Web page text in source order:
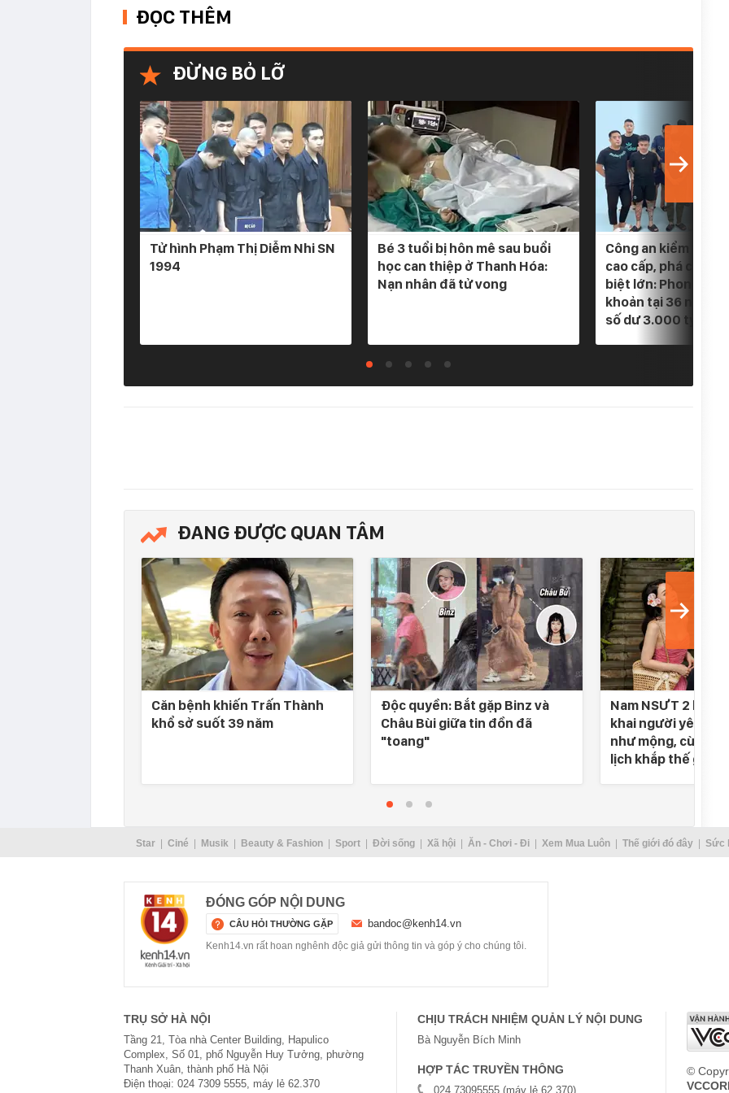
ĐỌC THÊM
ĐỪNG BỎ LỠ
Tử hình Phạm Thị Diễm Nhi SN
1994
Bé 3 tuổi bị hôn mê sau buổi
học can thiệp ở Thanh Hóa:
Nạn nhân đã tử vong
Công an kiểm tra 5
cao cấp, phá
biệt lớn: Phong tỏa
khoản tại 36 ngân
số dư 3.000 tỷ
ĐANG ĐƯỢC QUAN TÂM
Căn bệnh khiến Trấn Thành
khổ sở suốt 39 năm
Độc quyền: Bắt gặp Binz và
Châu Bùi giữa tin đồn đã
"toang"
Nam NSƯT 2 lần
khai người yêu SN
như mộng, cùng
lịch khắp thế gian
Star Ciné Musik Beauty & Fashion Sport Đời sống Xã hội Ăn - Chơi - Đi Xem Mua Luôn Thế giới đó đây Sức
ĐÓNG GÓP NỘI DUNG
CÂU HỎI THƯỜNG GẶP bandoc@kenh14.vn
Kenh14.vn rất hoan nghênh độc giả gửi thông tin và góp ý cho chúng tôi.
TRỤ SỞ HÀ NỘI
Tầng 21, Tòa nhà Center Building, Hapulico
Complex, Số 01, phố Nguyễn Huy Tưởng, phường
Thanh Xuân, thành phố Hà Nội
Điện thoại: 024 7309 5555, máy lẻ 62.370
CHỊU TRÁCH NHIỆM QUẢN LÝ NỘI DUNG
Bà Nguyễn Bích Minh
HỢP TÁC TRUYỀN THÔNG
024.73095555 (máy lẻ 62.370)
©